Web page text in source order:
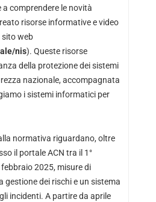
a comprendere le novità
risorse informative e video
sito web
nis). Queste risorse
della protezione dei sistemi
nazionale, accompagnata
i sistemi informatici per
normativa riguardano, oltre
il portale ACN tra il 1°
2025, misure di
gestione dei rischi e un sistema
incidenti. A partire da aprile